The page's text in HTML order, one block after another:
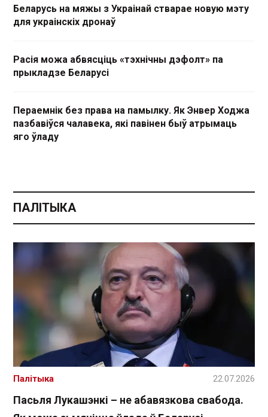
Беларусь на мяжы з Украінай стварае новую мэту
для украінскіх дронаў
Расія можа абвясціць «тэхнічны дэфолт» па
прыкладзе Беларусі
Пераемнік без права на памылку. Як Энвер Ходжа
пазбавіўся чалавека, які павінен быў атрымаць
яго ўладу
ПАЛІТЫКА
Пасьля Лукашэнкі – не абавязкова свабода.
Палітыка 22.07.2026